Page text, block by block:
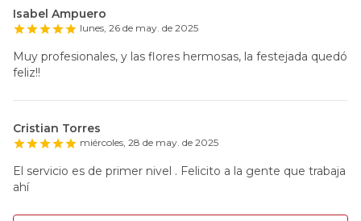
Isabel Ampuero
lunes, 26 de may. de 2025
Muy profesionales, y las flores hermosas, la festejada quedó
feliz!!
Cristian Torres
miércoles, 28 de may. de 2025
El servicio es de primer nivel . Felicito a la gente que trabaja
ahí